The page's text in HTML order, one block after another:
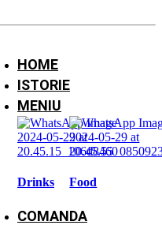
HOME
ISTORIE
MENIU
Drinks Food
COMANDA